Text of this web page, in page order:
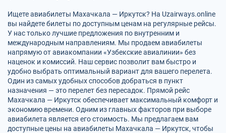
Ищете авиабилеты Махачкала — Иркутск? На Uzairways.online
вы найдете билеты по доступным ценам на регулярные рейсы.
У нас только лучшие предложения по внутренним и
международным направлениям. Мы продаем авиабилеты
напрямую от авиакомпании «Узбекские авиалинии» без
наценок и комиссий. Наш сервис позволит вам быстро и
удобно выбрать оптимальный вариант для вашего перелета.
Один из самых удобных способов добраться в пункт
назначения — это перелет без пересадок. Прямой рейс
Махачкала — Иркутск обеспечивает максимальный комфорт и
экономию времени. Одним из главных факторов при выборе
авиабилета является его стоимость. Мы предлагаем вам
доступные цены на авиабилеты Махачкала — Иркутск, чтобы